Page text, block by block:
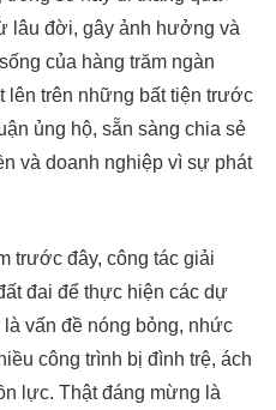
lâu đời, gây ảnh hưởng và
của hàng trăm ngàn
trên những bất tiện trước
ủng hộ, sẵn sàng chia sẻ
và doanh nghiệp vì sự phát
trước đây, công tác giải
đai để thực hiện các dự
vấn đề nóng bỏng, nhức
công trình bị đình trệ, ách
lực. Thật đáng mừng là